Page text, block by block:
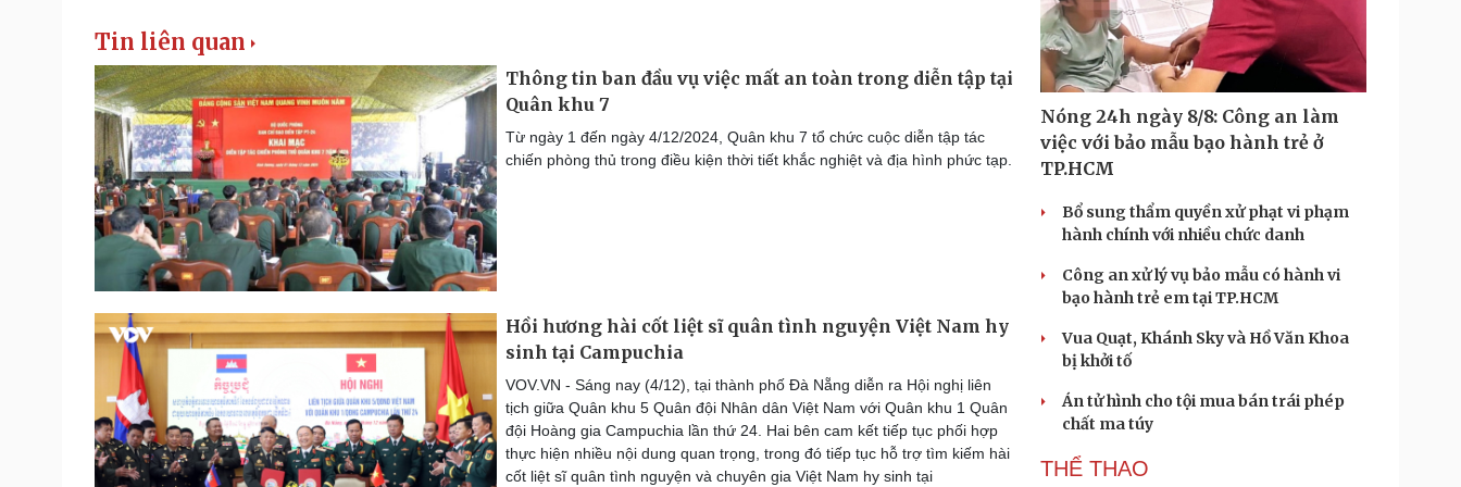
Tin liên quan
Thông tin ban đầu vụ việc mất an toàn trong diễn tập tại
Quân khu 7
Từ ngày 1 đến ngày 4/12/2024, Quân khu 7 tổ chức cuộc diễn tập tác
chiến phòng thủ trong điều kiện thời tiết khắc nghiệt và địa hình phức tạp.
Hồi hương hài cốt liệt sĩ quân tình nguyện Việt Nam hy
sinh tại Campuchia
VOV.VN - Sáng nay (4/12), tại thành phố Đà Nẵng diễn ra Hội nghị liên
tịch giữa Quân khu 5 Quân đội Nhân dân Việt Nam với Quân khu 1 Quân
đội Hoàng gia Campuchia lần thứ 24. Hai bên cam kết tiếp tục phối hợp
thực hiện nhiều nội dung quan trọng, trong đó tiếp tục hỗ trợ tìm kiếm hài
cốt liệt sĩ quân tình nguyện và chuyên gia Việt Nam hy sinh tại
Nóng 24h ngày 8/8: Công an làm
việc với bảo mẫu bạo hành trẻ ở
TP.HCM
Bổ sung thẩm quyền xử phạt vi phạm
hành chính với nhiều chức danh
Công an xử lý vụ bảo mẫu có hành vi
bạo hành trẻ em tại TP.HCM
Vua Quạt, Khánh Sky và Hồ Văn Khoa
bị khởi tố
Án tử hình cho tội mua bán trái phép
chất ma túy
THỂ THAO